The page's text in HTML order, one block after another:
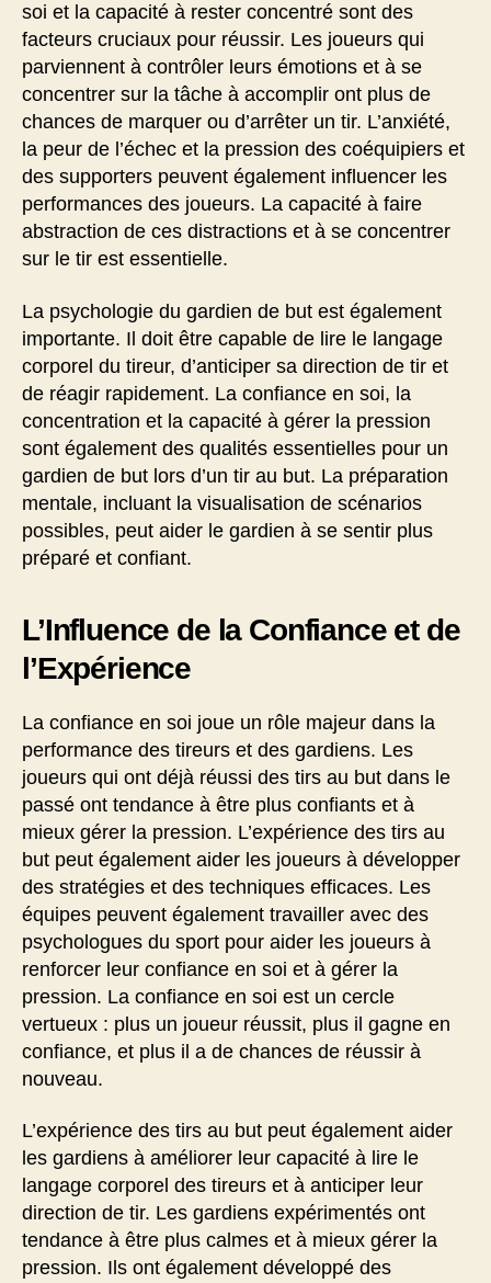
soi et la capacité à rester concentré sont des
facteurs cruciaux pour réussir. Les joueurs qui
parviennent à contrôler leurs émotions et à se
concentrer sur la tâche à accomplir ont plus de
chances de marquer ou d’arrêter un tir. L’anxiété,
la peur de l’échec et la pression des coéquipiers et
des supporters peuvent également influencer les
performances des joueurs. La capacité à faire
abstraction de ces distractions et à se concentrer
sur le tir est essentielle.
La psychologie du gardien de but est également
importante. Il doit être capable de lire le langage
corporel du tireur, d’anticiper sa direction de tir et
de réagir rapidement. La confiance en soi, la
concentration et la capacité à gérer la pression
sont également des qualités essentielles pour un
gardien de but lors d’un tir au but. La préparation
mentale, incluant la visualisation de scénarios
possibles, peut aider le gardien à se sentir plus
préparé et confiant.
L’Influence de la Confiance et de
l’Expérience
La confiance en soi joue un rôle majeur dans la
performance des tireurs et des gardiens. Les
joueurs qui ont déjà réussi des tirs au but dans le
passé ont tendance à être plus confiants et à
mieux gérer la pression. L’expérience des tirs au
but peut également aider les joueurs à développer
des stratégies et des techniques efficaces. Les
équipes peuvent également travailler avec des
psychologues du sport pour aider les joueurs à
renforcer leur confiance en soi et à gérer la
pression. La confiance en soi est un cercle
vertueux : plus un joueur réussit, plus il gagne en
confiance, et plus il a de chances de réussir à
nouveau.
L’expérience des tirs au but peut également aider
les gardiens à améliorer leur capacité à lire le
langage corporel des tireurs et à anticiper leur
direction de tir. Les gardiens expérimentés ont
tendance à être plus calmes et à mieux gérer la
pression. Ils ont également développé des